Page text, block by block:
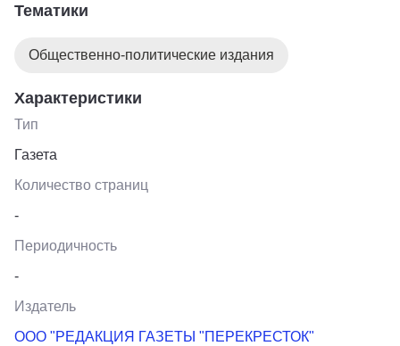
Тематики
Общественно-политические издания
Характеристики
Тип
Газета
Количество страниц
-
Периодичность
-
Издатель
ООО "РЕДАКЦИЯ ГАЗЕТЫ "ПЕРЕКРЕСТОК"